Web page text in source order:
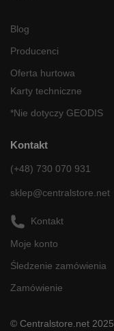
Blog
Producenci
Oferta hurtowa
Karty techniczne
*Nie dotyczy GEODIS
Kontakt
(+48) 730 070 931
sklep@centralstore.net
Kontakt
Moje konto
Śledzenie zamówienia
Zamówienie
© Centralstore.net 2025